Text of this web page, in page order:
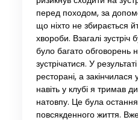
перед походом, за
що ніхто не збирається
хвороби. Взагалі зустріч
було багато обговорень
зустрічатися. У
ресторані, а закінчилася
навіть у клубі я тримав
натовпу. Це була
повсякденного життя.